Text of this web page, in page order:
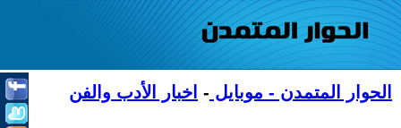
الحوار المتمدن - موبايل - اخبار الأدب والفن